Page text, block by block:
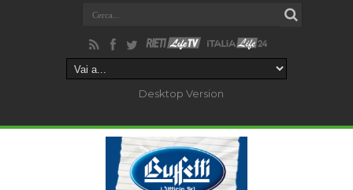
Desktop Version